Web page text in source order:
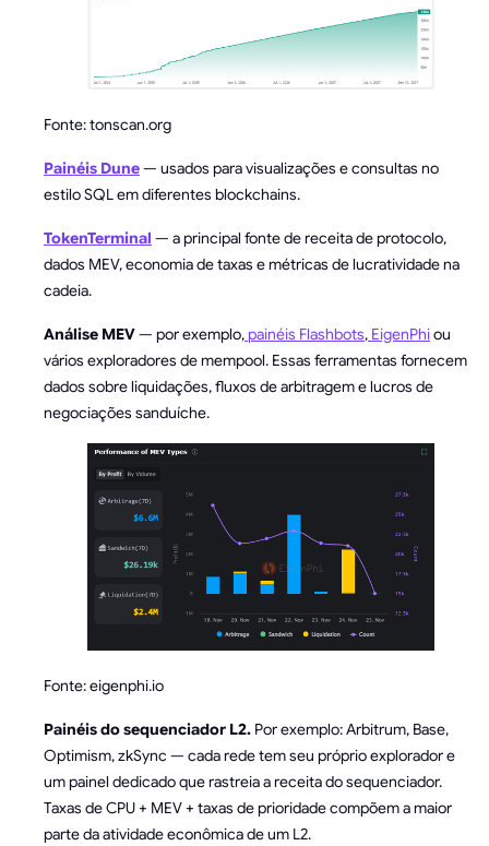
Fonte: tonscan.org
Painéis Dune— usados para visualizações e consultas no
estilo SQL em diferentes blockchains.
TokenTerminal — a principal fonte de receita de protocolo,
dados MEV, economia de taxas e métricas de lucratividade na
cadeia.
Análise MEV— por exemplo,painéis Flashbots, EigenPhiou
vários exploradores de mempool. Essas ferramentas fornecem
dados sobre liquidações, fluxos de arbitragem e lucros de
negociações sanduíche.
Fonte: eigenphi.io
Painéis do sequenciador L2. Por exemplo: Arbitrum, Base,
Optimism, zkSync — cada rede tem seu próprio explorador e
um painel dedicado que rastreia a receita do sequenciador.
Taxas de CPU + MEV + taxas de prioridade compõem a maior
parte da atividade econômica de um L2.